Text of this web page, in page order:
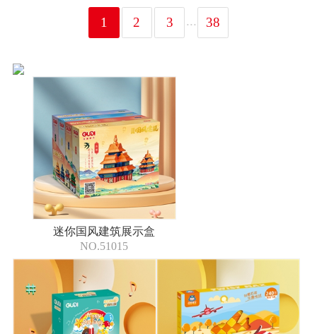
1 2 3 ... 38
迷你国风建筑展示盒
NO.51015